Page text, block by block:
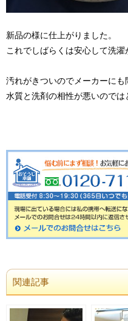
新品の様に仕上がりました。
これでしばらくは安心して洗濯
汚れがきついのでメーカーに
水質と洗剤の相性が悪いのでは
関連記事